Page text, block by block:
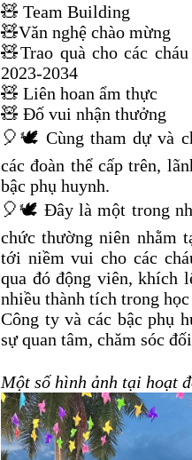
🧸 Team Building
🧸Văn nghệ chào mừng
🧸Trao quà cho các
2023-2034
🧸 Liên hoan ẩm thực
🧸 Đố vui nhận thưởng
🎈🕊️ Cùng tham dự và
các đoàn thể cấp trên,
bậc phụ huynh.
🎈🕊️ Đây là một trong
chức thường niên nhằm
tới niềm vui cho các
qua đó động viên, khích
nhiều thành tích trong
Công ty và các bậc phụ
sự quan tâm, chăm sóc
Một số hình ảnh tại hoạt